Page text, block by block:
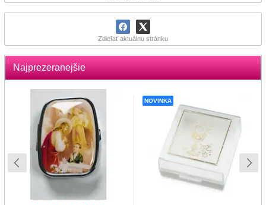
Zdieľať aktuálnu stránku
Najprezeranejšie
NOVINKA